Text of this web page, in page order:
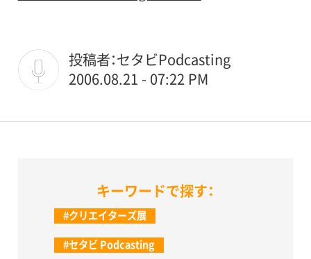
投稿者：セタビPodcasting
2006.08.21 - 07:22 PM
キーワードで探す：
#クリエイターズ展
#セタビ Podcasting